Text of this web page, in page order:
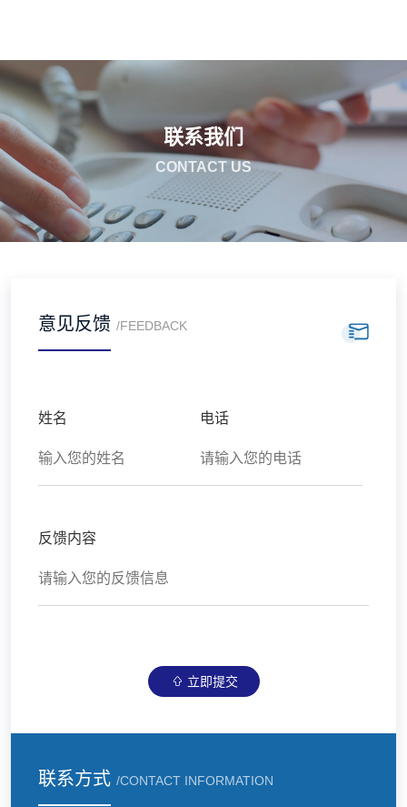
联系我们
CONTACT US
意见反馈 /FEEDBACK
姓名 电话
反馈内容
立即提交
联系方式 /CONTACT INFORMATION